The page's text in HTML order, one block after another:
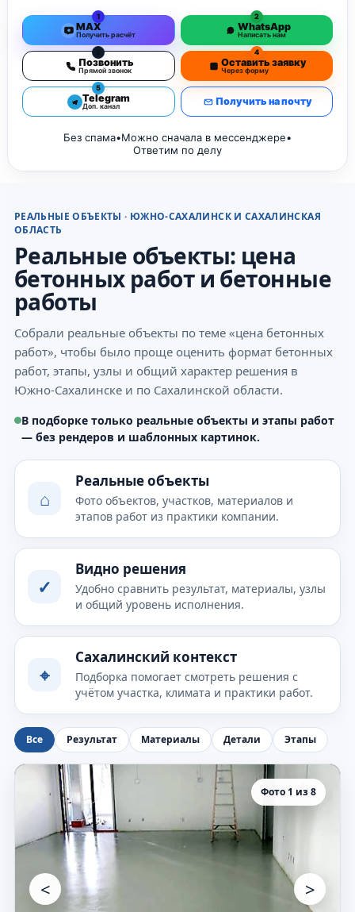
1
MAX
Получить расчёт
2
WhatsApp
Написать нам
3
Позвонить
Прямой звонок
4
Оставить заявку
Через форму
5
Telegram
Доп. канал Получить на почту
Без спама•Можно сначала в мессенджере•
Ответим по делу
РЕАЛЬНЫЕ ОБЪЕКТЫ · ЮЖНО-САХАЛИНСК И САХАЛИНСКАЯ
ОБЛАСТЬ
Реальные объекты: цена
бетонных работ и бетонные
работы
Собрали реальные объекты по теме «цена бетонных
работ», чтобы было проще оценить формат бетонных
работ, этапы, узлы и общий характер решения в
Южно-Сахалинске и по Сахалинской области.
В подборке только реальные объекты и этапы работ
— без рендеров и шаблонных картинок.
⌂
Реальные объекты
Фото объектов, участков, материалов и
этапов работ из практики компании.
✓
Видно решения
Удобно сравнить результат, материалы, узлы
и общий уровень исполнения.
⌖
Сахалинский контекст
Подборка помогает смотреть решения с
учётом участка, климата и практики работ.
Все Результат Материалы Детали Этапы
Фото 1 из 8
< >